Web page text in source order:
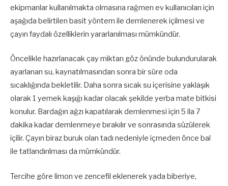
ekipmanlar kullanılmakta olmasına rağmen ev kullanıcıları için
aşağıda belirtilen basit yöntem ile demlenerek içilmesi ve
çayın faydalı özelliklerin yararlanılması mümkündür.
Öncelikle hazırlanacak çay miktarı göz önünde bulundurularak
ayarlanan su, kaynatılmasından sonra bir süre oda
sıcaklığında bekletilir. Daha sonra sıcak su içerisine yaklaşık
olarak 1 yemek kaşığı kadar olacak şekilde yerba mate bitkisi
konulur. Bardağın ağzı kapatılarak demlenmesi için 5 ila 7
dakika kadar demlenmeye bırakılır ve sonrasında süzülerek
içilir. Çayın biraz buruk olan tadı nedeniyle içmeden önce bal
ile tatlandırılması da mümkündür.
Tercihe göre limon ve zencefil eklenerek yada biberiye,